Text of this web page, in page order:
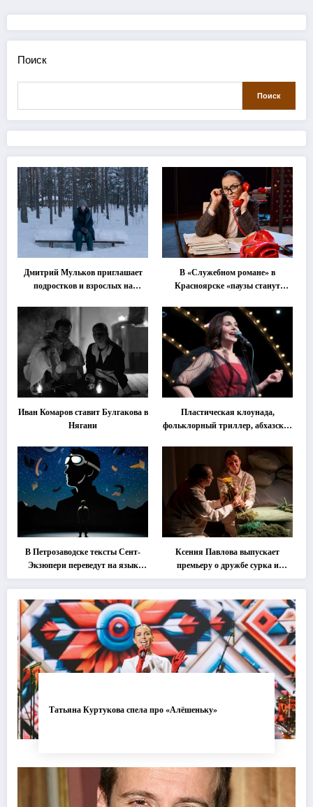
Поиск
Поиск
Дмитрий Мульков приглашает
подростков и взрослых на
В «Служебном романе» в
Красноярске «паузы станут
Иван Комаров ставит Булгакова в
Нягани
Пластическая клоунада,
фольклорный триллер, абхазская
втором этапе фестиваля
«Монокль»
В Петрозаводске тексты Сент-
Экзюпери переведут на язык
современной хореографии
Ксения Павлова выпускает
премьеру о дружбе сурка и
одуванчика
Татьяна Куртукова спела про «Алёшеньку»